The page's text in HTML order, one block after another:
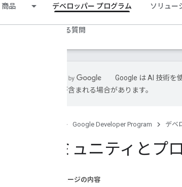
商品 デベロッパー プログラム ソリュー
よくある質問
Google は AI 技術を
は誤りが含まれる場合があります。
Google Developer Program デベ
コミュニティとプ
このページの内容